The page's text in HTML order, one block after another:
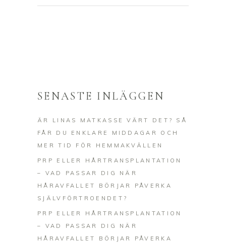
SENASTE INLÄGGEN
ÄR LINAS MATKASSE VÄRT DET? SÅ
FÅR DU ENKLARE MIDDAGAR OCH
MER TID FÖR HEMMAKVÄLLEN
PRP ELLER HÅRTRANSPLANTATION
– VAD PASSAR DIG NÄR
HÅRAVFALLET BÖRJAR PÅVERKA
SJÄLVFÖRTROENDET?
PRP ELLER HÅRTRANSPLANTATION
– VAD PASSAR DIG NÄR
HÅRAVFALLET BÖRJAR PÅVERKA